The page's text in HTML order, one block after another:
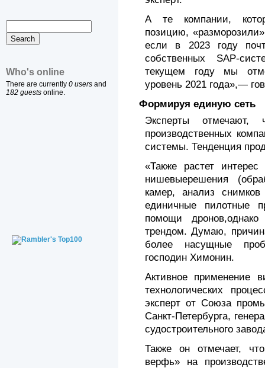
Who's online
There are currently 0 users and
182 guests online.
А те компании,
позицию,
если в 2023 году
собственных SAP-
текущем году мы
уровень 2021 года»,—
Формируя единую сеть
Эксперты
производственных
системы. Тенденция
«Также растет
нишевыерешения
камер, анализ
единичные пилотные
помощи
трендом. Думаю,
более насущные
господин Химонин.
Активное применение
технологических
эксперт от Союза
Санкт-Петербурга,
судостроительного
Также он отмечает,
верфь» на